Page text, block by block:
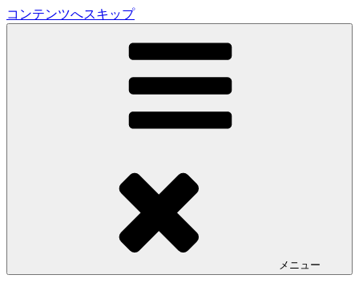
コンテンツへスキップ
LA VILLA ROUGE Blog
メニュー